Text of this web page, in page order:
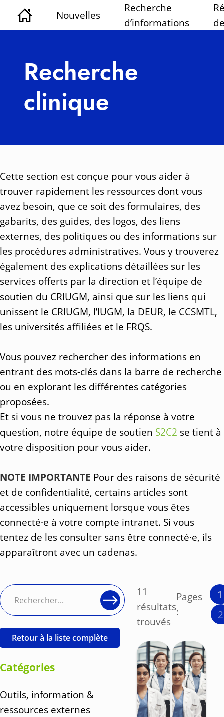
Nouvelles
Recherche
d’informations
Recherche
clinique
Cette section est conçue pour vous aider à
trouver rapidement les ressources dont vous
avez besoin, que ce soit des formulaires, des
gabarits, des guides, des logos, des liens
externes, des politiques ou des informations sur
les procédures administratives. Vous y trouverez
également des explications détaillées sur les
services offerts par la direction et l’équipe de
soutien du CRIUGM, ainsi que sur les liens qui
unissent le CRIUGM, l’IUGM, la DEUR, le CCSMTL,
les universités affiliées et le FRQS.
Vous pouvez rechercher des informations en
entrant des mots-clés dans la barre de recherche
ou en explorant les différentes catégories
proposées.
Et si vous ne trouvez pas la réponse à votre
question, notre équipe de soutien S2C2 se tient à
votre disposition pour vous aider.
NOTE IMPORTANTE Pour des raisons de sécurité
et de confidentialité, certains articles sont
accessibles uniquement lorsque vous êtes
connecté·e à votre compte intranet. Si vous
tentez de les consulter sans être connecté·e, ils
apparaîtront avec un cadenas.
Retour à la liste complète
Catégories
Outils, information &
ressources externes
11
résultats
trouvés
Pages
:
1
2